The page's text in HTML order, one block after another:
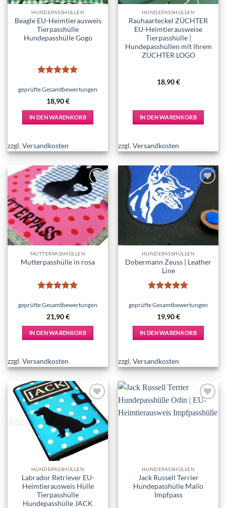
Produktseite
gewählt
werden
HUNDEPASSHÜLLEN
Beagle EU-Heimtierausweis
Tierpasshülle
Hundepasshülle Gogo
mit5von
geprüfte Gesamtbewertungen
18,90€
IN DEN WARENKORB
zzgl.Versandkosten
HUNDEPASSHÜLLEN
Rauhaarteckel ZÜCHTER
EU-Heimtierausweise
Tierpasshülle |
Hundepasshüllen mit ihrem
ZÜCHTER LOGO
18,90€
IN DEN WARENKORB
zzgl.Versandkosten
Add to
wishlist
MUTTERPASSHÜLLEN
Mutterpasshülle in rosa
mit5von
geprüfte Gesamtbewertungen
21,90€
IN DEN WARENKORB
zzgl.Versandkosten
Add to
wishlist
HUNDEPASSHÜLLEN
Dobermann Zeuss | Leather
Line
mit5von
geprüfte Gesamtbewertungen
19,90€
IN DEN WARENKORB
zzgl.Versandkosten
Add to
wishlist
HUNDEPASSHÜLLEN
Labrador Retriever EU-
Heimtierausweis Hülle
Tierpasshülle
Hundepasshülle JACK
wishlist
HUNDEPASSHÜLLEN
Jack Russell Terrier
Hundepasshülle Mailo
Impfpass